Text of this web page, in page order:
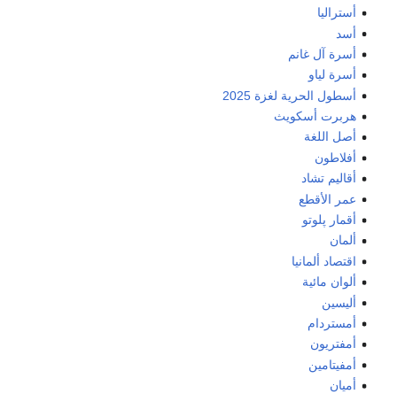
أستراليا
أسد
أسرة آل غانم
أسرة لياو
أسطول الحرية لغزة 2025
هربرت أسكويث
أصل اللغة
أفلاطون
أقاليم تشاد
عمر الأقطع
أقمار پلوتو
ألمان
اقتصاد ألمانيا
ألوان مائية
أليسين
أمستردام
أمفتريون
أمفيتامين
أميان